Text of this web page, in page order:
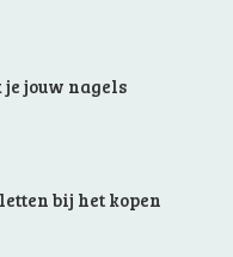
jouw nagels
bij het kopen